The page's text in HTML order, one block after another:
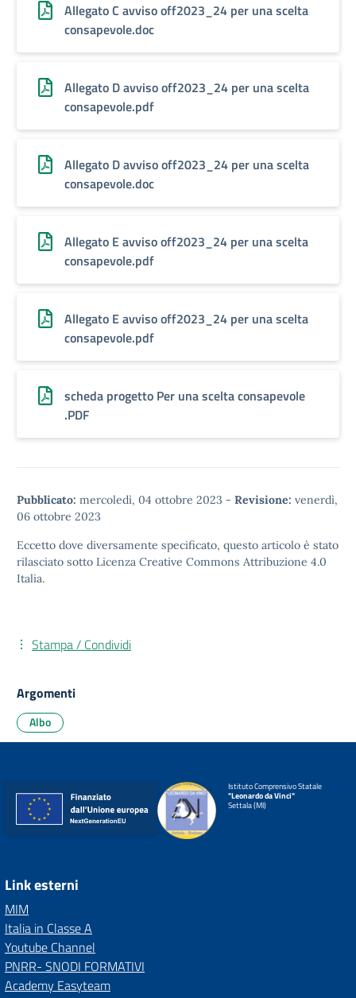
Allegato C avviso off2023_24 per una scelta
consapevole.doc
Allegato D avviso off2023_24 per una scelta
consapevole.pdf
Allegato D avviso off2023_24 per una scelta
consapevole.doc
Allegato E avviso off2023_24 per una scelta
consapevole.pdf
Allegato E avviso off2023_24 per una scelta
consapevole.pdf
scheda progetto Per una scelta consapevole
.PDF
Pubblicato: mercoledì, 04 ottobre 2023 - Revisione: venerdì,
06 ottobre 2023
Eccetto dove diversamente specificato, questo articolo è stato
rilasciato sotto Licenza Creative Commons Attribuzione 4.0
Italia.
Stampa / Condividi
Argomenti
Albo
Istituto Comprensivo Statale
"Leonardo da Vinci"
Settala (MI)
Link esterni
MIM
Italia in Classe A
Youtube Channel
PNRR- SNODI FORMATIVI
Academy Easyteam